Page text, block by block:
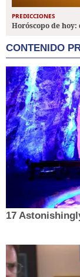
PREDICCIONES
Horóscopo de
CONTENIDO
17